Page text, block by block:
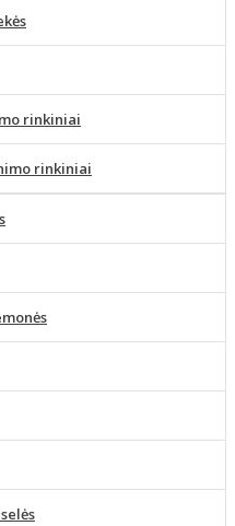
rinkiniai
rinkiniai